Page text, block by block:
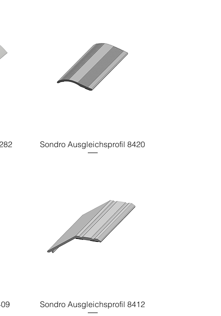
Sondro Ausgleichsprofil 8420
Sondro Ausgleichsprofil 8412